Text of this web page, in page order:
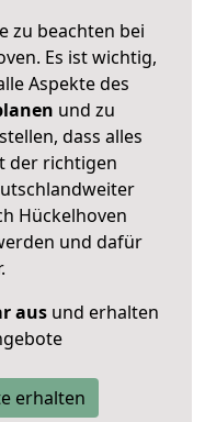
zu beachten bei
Es ist wichtig,
Aspekte des
und zu
dass alles
der richtigen
Hückelhoven
und dafür
ausund erhalten
erhalten